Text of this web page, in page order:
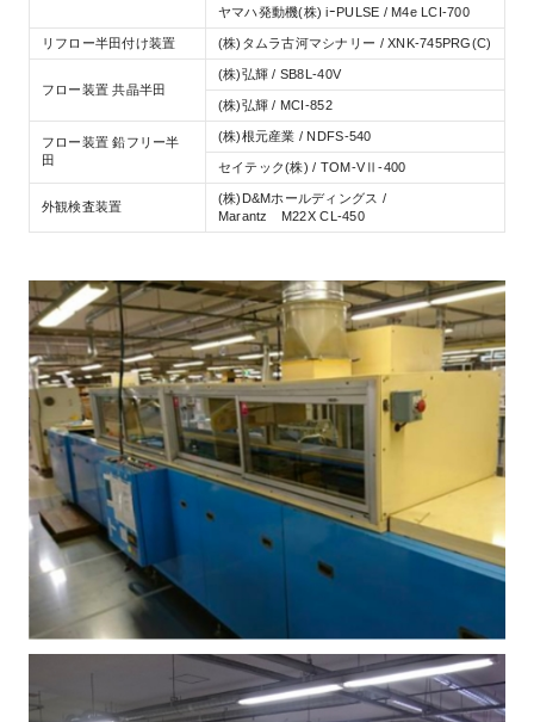
ヤマハ発動機(株) iｰPULSE / M4e LCI-700
リフロー半田付け装置 (株)タムラ古河マシナリー / XNK-745PRG(C)
フロー装置 共晶半田
(株)弘輝 / SB8L-40V
(株)弘輝 / MCI-852
フロー装置 鉛フリー半
田
(株)根元産業 / NDFS-540
セイテック(株) / TOM-VⅡ-400
外観検査装置
(株)D&Mホールディングス /
Marantz M22X CL-450